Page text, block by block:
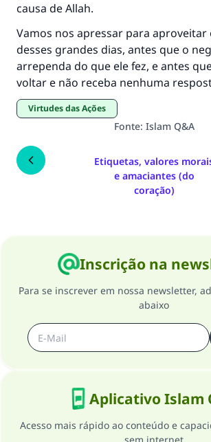
causa de Allah.
Vamos nos apressar para aproveitar
desses grandes dias, antes que o
arrependa do que ele fez, e antes
voltar e não receba nenhuma
Virtudes das Ações
Fonte: Islam Q&A
Etiquetas, valores
e amaciantes (do
coração)
Inscrição na
Para se inscrever em nossa newsletter,
abaixo
Aplicativo Islam
Acesso mais rápido ao conteúdo e